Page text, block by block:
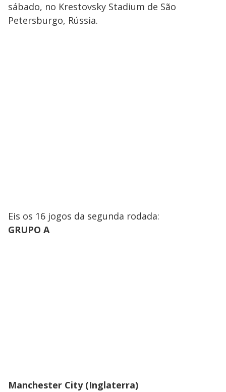
sábado, no Krestovsky Stadium de São
Petersburgo, Rússia.
Eis os 16 jogos da segunda rodada:
GRUPO A
Manchester City (Inglaterra)